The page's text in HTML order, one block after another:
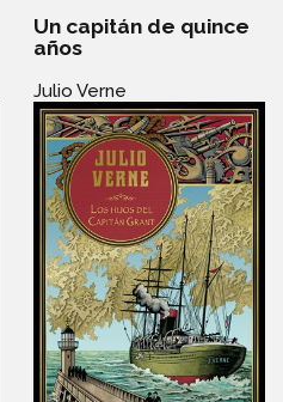
Un capitán de quince
años
Julio Verne